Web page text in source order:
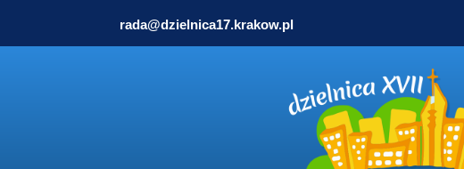
rada@dzielnica17.krakow.pl